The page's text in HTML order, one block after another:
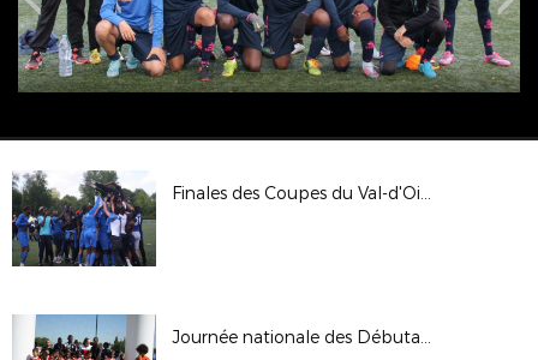
Finales des Coupes du Val-d'Oise 2017
Journée nationale des Débutants 2017